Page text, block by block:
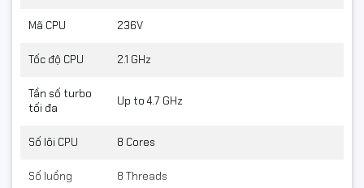
Mã CPU 236V
Tốc độ CPU 2.1 GHz
Tần số turbo
tối đa
Up to 4.7 GHz
Số lõi CPU 8 Cores
Số luồng 8 Threads